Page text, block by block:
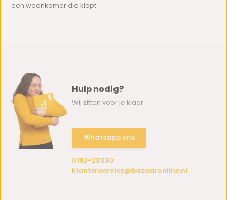
een woonkamer die klopt.
Hulp nodig?
Wij zitten voor je klaar.
Whatsapp ons
0162-231130
klantenservice@bazaaronline.nl